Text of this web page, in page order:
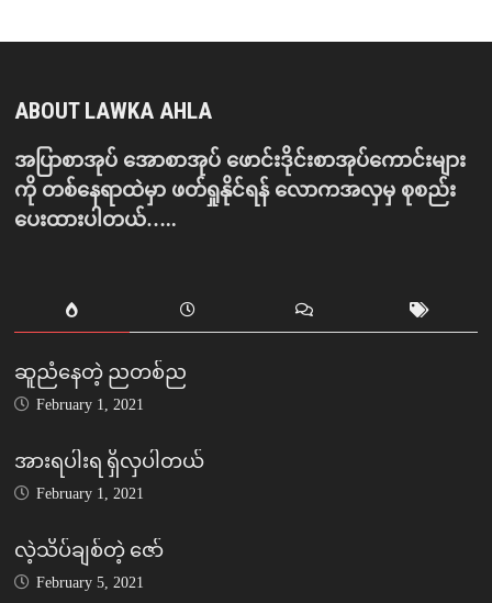
ABOUT LAWKA AHLA
အပြာစာအုပ် အောစာအုပ် ဖောင်းဒိုင်းစာအုပ်ကောင်းများ
ကို တစ်နေရာထဲမှာ ဖတ်ရှုနိုင်ရန် လောကအလှမှ စုစည်း
ပေးထားပါတယ်…..
ဆူညံနေတဲ့ ညတစ်ည
February 1, 2021
အားရပါးရ ရှိလှပါတယ်
February 1, 2021
လဲ့သိပ်ချစ်တဲ့ ဇော်
February 5, 2021